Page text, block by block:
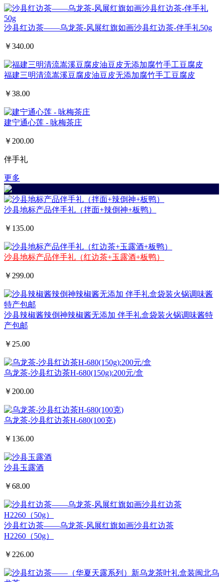
沙县红边茶——乌龙茶-风展红旗如画沙县红边茶-伴手礼50g
￥340.00
福建三明清流嵩溪豆腐皮油豆皮无添加腐竹手工豆腐皮
￥38.00
建宁通心莲 - 咏梅茶庄
￥200.00
伴手礼
更多
沙县地标产品伴手礼（拌面+辣倒神+板鸭）
￥135.00
沙县地标产品伴手礼（红边茶+玉露酒+板鸭）
￥299.00
沙县辣椒酱辣倒神辣椒酱无添加 伴手礼盒袋装火锅调味酱特
产包邮
￥25.00
乌龙茶-沙县红边茶H-680(150g):200元/盒
￥200.00
乌龙茶-沙县红边茶H-680(100克)
￥136.00
沙县玉露酒
￥68.00
沙县红边茶——乌龙茶-风展红旗如画沙县红边茶
H2260（50g）
￥226.00